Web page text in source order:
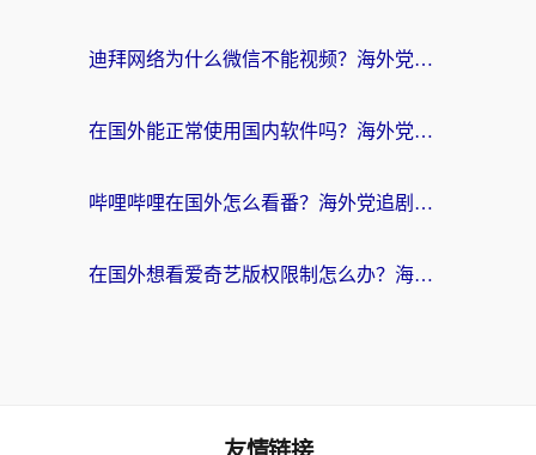
迪拜网络为什么微信不能视频？海外党必看的回国加速全攻略
在国外能正常使用国内软件吗？海外党亲测有效的无缝访问指南
哔哩哔哩在国外怎么看番？海外党追剧看片的终极解决方案
在国外想看爱奇艺版权限制怎么办？海外华人必看的追剧自由指南